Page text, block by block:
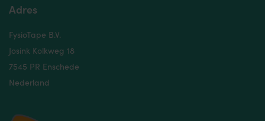
Adres
FysioTape B.V.
Josink Kolkweg 18
7545 PR Enschede
Nederland